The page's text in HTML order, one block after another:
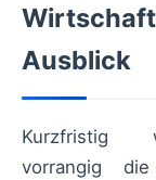
Ausblick
Kurzfristig
vorrangig